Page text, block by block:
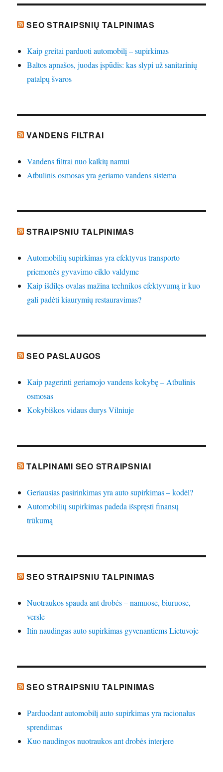
SEO STRAIPSNIŲ TALPINIMAS
Kaip greitai parduoti automobilį – supirkimas
Baltos apnašos, juodas įspūdis: kas slypi už sanitarinių
patalpų švaros
VANDENS FILTRAI
Vandens filtrai nuo kalkių namui
Atbulinis osmosas yra geriamo vandens sistema
STRAIPSNIU TALPINIMAS
Automobilių supirkimas yra efektyvus transporto
priemonės gyvavimo ciklo valdyme
Kaip išdilęs ovalas mažina technikos efektyvumą ir kuo
gali padėti kiaurymių restauravimas?
SEO PASLAUGOS
Kaip pagerinti geriamojo vandens kokybę – Atbulinis
osmosas
Kokybiškos vidaus durys Vilniuje
TALPINAMI SEO STRAIPSNIAI
Geriausias pasirinkimas yra auto supirkimas – kodėl?
Automobilių supirkimas padeda išspręsti finansų
trūkumą
SEO STRAIPSNIU TALPINIMAS
Nuotraukos spauda ant drobės – namuose, biuruose,
versle
Itin naudingas auto supirkimas gyvenantiems Lietuvoje
SEO STRAIPSNIU TALPINIMAS
Parduodant automobilį auto supirkimas yra racionalus
sprendimas
Kuo naudingos nuotraukos ant drobės interjere